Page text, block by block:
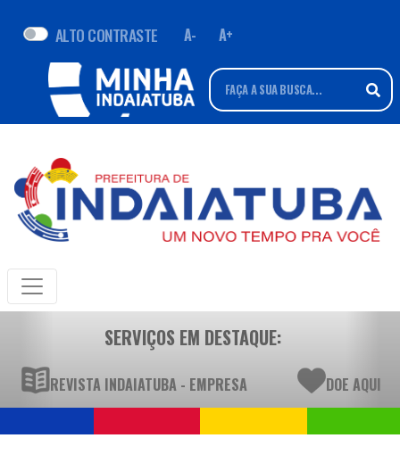
ALTO CONTRASTE A- A+
SERVIÇOS EM DESTAQUE:
REVISTA INDAIATUBA - EMPRESA DOE AQUI